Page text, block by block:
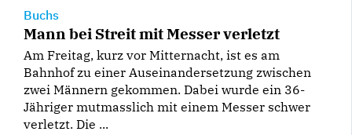
Buchs
Mann bei Streit mit Messer verletzt
Am Freitag, kurz vor Mitternacht, ist es am
Bahnhof zu einer Auseinandersetzung zwischen
zwei Männern gekommen. Dabei wurde ein 36-
Jähriger mutmasslich mit einem Messer schwer
verletzt. Die ...